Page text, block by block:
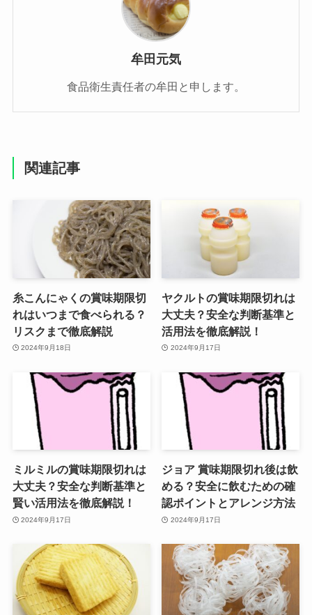
牟田元気
食品衛生責任者の牟田と申します。
関連記事
糸こんにゃくの賞味期限切
れはいつまで食べられる？
リスクまで徹底解説
2024年9月18日
ヤクルトの賞味期限切れは
大丈夫？安全な判断基準と
活用法を徹底解説！
2024年9月17日
ミルミルの賞味期限切れは
大丈夫？安全な判断基準と
賢い活用法を徹底解説！
2024年9月17日
ジョア 賞味期限切れ後は飲
める？安全に飲むための確
認ポイントとアレンジ方法
2024年9月17日